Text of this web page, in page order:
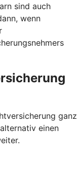
sind auch
wenn
ganz
einen